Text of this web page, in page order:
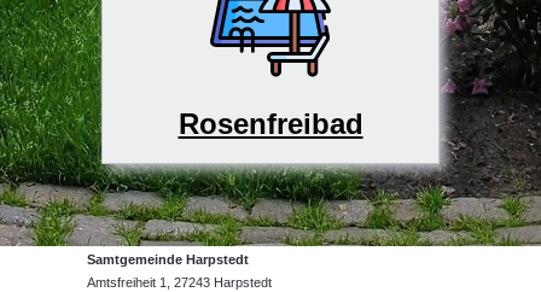
Rosenfreibad
Samtgemeinde Harpstedt
Amtsfreiheit 1, 27243 Harpstedt